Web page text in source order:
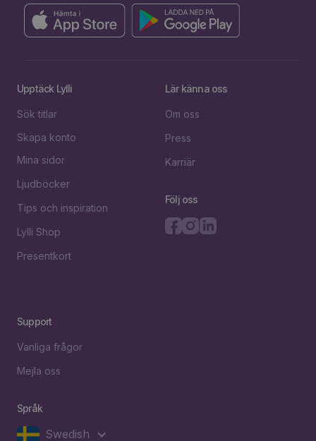
Upptäck Lylli
Sök titlar
Skapa konto
Mina sidor
Ljudböcker
Tips och inspiration
Lylli Shop
Presentkort
Lär känna oss
Om oss
Press
Karriär
Följ oss
Support
Vanliga frågor
Mejla oss
Språk
Swedish